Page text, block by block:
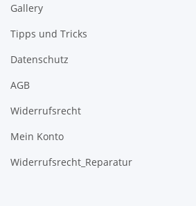
Gallery
Tipps und Tricks
Datenschutz
AGB
Widerrufsrecht
Mein Konto
Widerrufsrecht_Reparatur